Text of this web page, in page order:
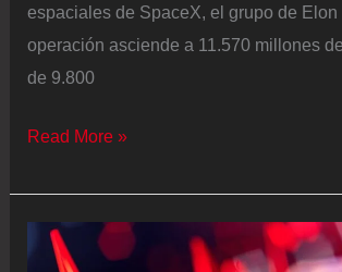
espaciales de SpaceX, el grupo de Elon
operación asciende a 11.570 millones
de 9.800
Amazon
al
SpaceX
Read More »